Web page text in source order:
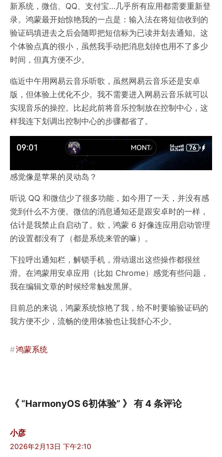
新系统，微信、QQ、支付宝…几乎所有应用都需要重新登
录。鸿蒙最开始惊艳我的一点是：输入法在将短信收到的
验证码填进去之后会随即把短信标为已读并划去通知。这
个体验点真的很小，虽然我手动把消息划掉也用不了多少
时间，但真方便不少。
临近中午用网易云音乐听歌，虽然网易云音乐还是安卓
版，但体验上优化不少。我不需要进入网易云音乐就可以
实现音乐的操控。比起此前将音乐控制放在控制中心，这
样我连下划调出控制中心的步骤都省了。
感觉像是苹果的灵动岛？
听说 QQ 和微信少了很多功能，如今用了一天，并没有感
觉到什么不方便。微信的消息通知还是跟安卓时的一样，
估计是我禁止自启动了。欸，鸿蒙 6 好像连应用启动管理
的设置都没有了（都是系统来管的嘛）。
下拉呼出通知栏，解锁手机，滑动退出这些操作都很丝
滑。在鸿蒙用安卓应用（比如 Chrome）感觉有些问题，
我在编辑文章的时候经常触发黑屏。
目前总的来说，鸿蒙系统惊艳了我，给不时要输验证码的
我方便不少，流畅的使用体验也让我舒心不少。
#鸿蒙系统
《 “HarmonyOS 6初体验” 》 有 4 条评论
小彦
2026年2月13日 下午2:10